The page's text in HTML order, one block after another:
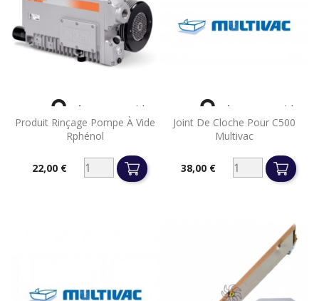
Produit Rinçage Pompe À Vide
Rphénol
Prix22,00 €
 Aperçu rapide
Joint De Cloche Pour C500
Multivac
Prix38,00 €
 Aperçu rapide